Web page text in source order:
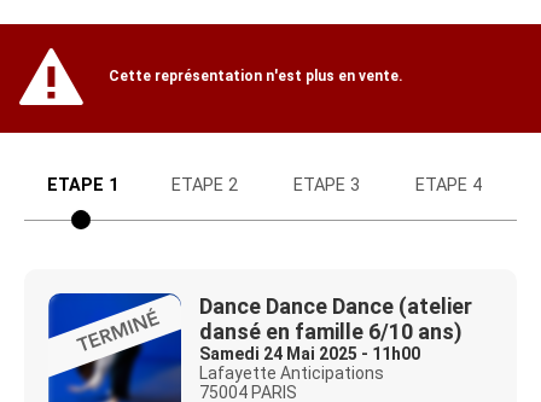
Site
officiel Cette représentation n'est plus en vente.
ETAPE 1 ETAPE 2 ETAPE 3 ETAPE 4
Dance Dance Dance (atelier
dansé en famille 6/10 ans)
Samedi 24 Mai 2025 - 11h00
Lafayette Anticipations
75004 PARIS